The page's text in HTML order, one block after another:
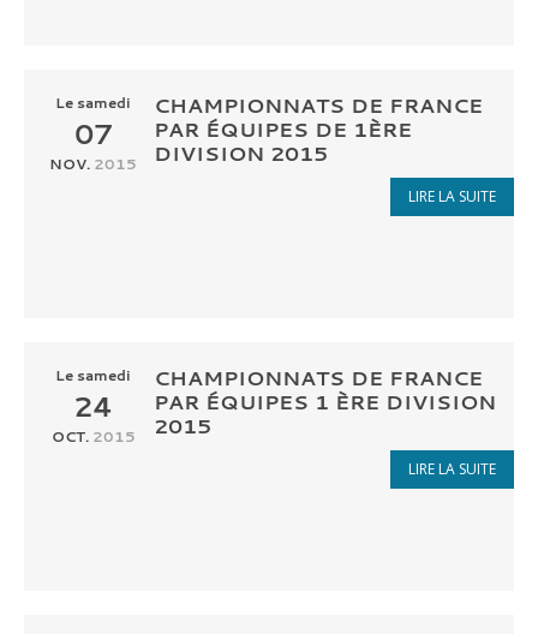
Le samedi
07
NOV. 2015
CHAMPIONNATS DE FRANCE
PAR ÉQUIPES DE 1ÈRE
DIVISION 2015
LIRE LA SUITE
Le samedi
24
OCT. 2015
CHAMPIONNATS DE FRANCE
PAR ÉQUIPES 1 ÈRE DIVISION
2015
LIRE LA SUITE